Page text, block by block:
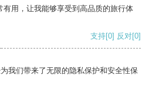
用，让我能够享受到高品质的旅行体
支持[0] 反对[0]
我们带来了无限的隐私保护和安全性保